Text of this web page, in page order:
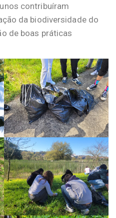
contribuíram
da biodiversidade do
de boas práticas